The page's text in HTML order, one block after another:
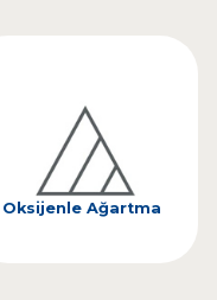
Oksijenle Ağartma